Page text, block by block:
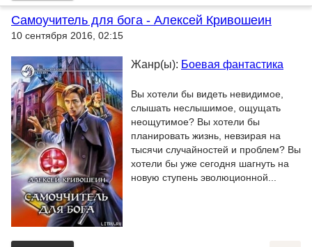
Самоучитель для бога - Алексей Кривошеин
10 сентября 2016, 02:15
Жанр(ы): Боевая фантастика
Вы хотели бы видеть невидимое,
слышать неслышимое, ощущать
неощутимое? Вы хотели бы
планировать жизнь, невзирая на
тысячи случайностей и проблем? Вы
хотели бы уже сегодня шагнуть на
новую ступень эволюционной...